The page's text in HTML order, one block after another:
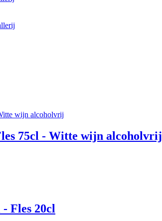
75cl - Witte wijn alcoholvrij
Fles 20cl